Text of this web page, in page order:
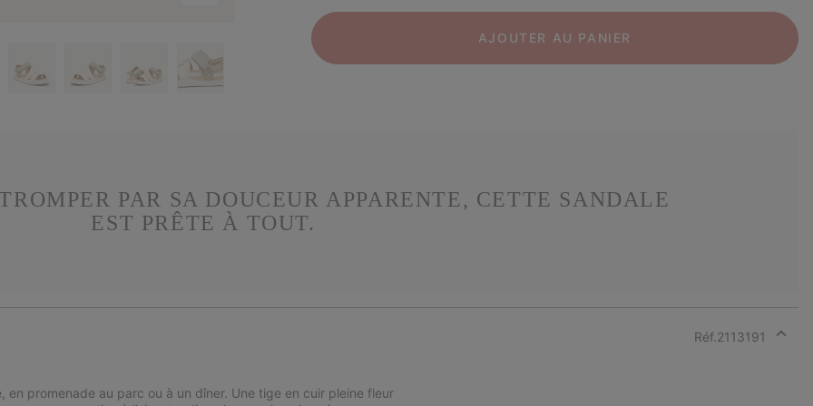
AJOUTER AU PANIER
PAR SA DOUCEUR APPARENTE, CETTE SANDALE
EST PRÊTE À TOUT.
Réf. 2113191
promenade au parc ou à un dîner. Une tige en cuir pleine fleur